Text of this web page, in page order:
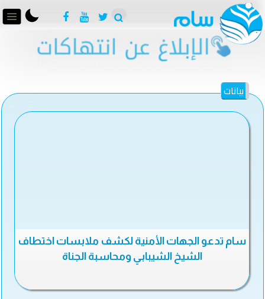
بيانات
سام تدعو الجهات الأمنية لكشف ملابسات اختطاف
الشيخ الشيبابي ومحاسبة الجناة